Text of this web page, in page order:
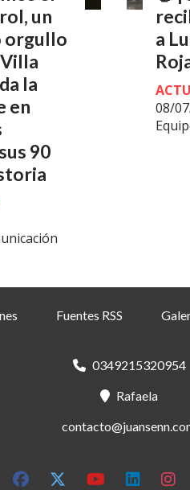
un
orgullo
la
en
90
a
08/
Fuentes RSS
0349215320954
Rafaela